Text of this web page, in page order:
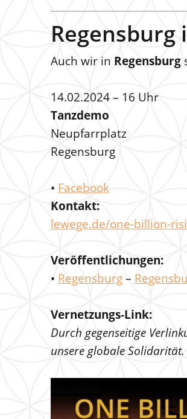
Regensburg
Auch wir in Regensburg
14.02.2024 – 16 Uhr
Tanzdemo
Neupfarrplatz
Regensburg
• Facebook
Kontakt:
lewege.de/one-billion-
Veröffentlichungen:
• Regensburg–
Vernetzungs-Link:
Durch gegenseitige
unsere globale Solidarität.